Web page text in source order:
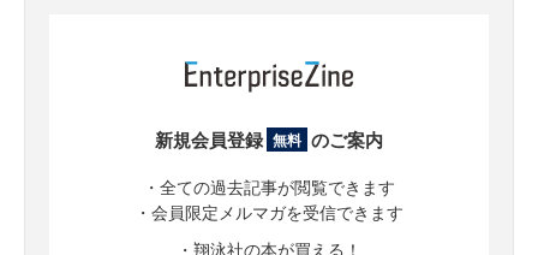
新規会員登録 無料 のご案内
・全ての過去記事が閲覧できます
・会員限定メルマガを受信できます
・翔泳社の本が買える！